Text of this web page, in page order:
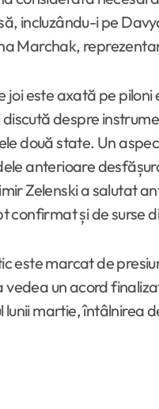
incluzându-i pe
Marchak,
joi este axată pe
despre
două state. Un
anterioare
Zelenski a salutat
confirmat și de surse
este marcat de
vedea un acord
lunii martie, întâlnirea